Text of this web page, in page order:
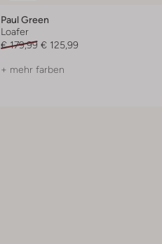
Paul Green
Loafer
€ 179,99 € 125,99
+ mehr farben